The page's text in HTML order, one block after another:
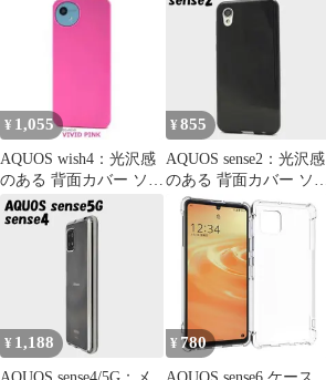
【Color】ブラック
¥ 1,055
AQUOS wish4：光沢感
のある 背面カバー ソフ
ト ケース★ピンク 桃
¥855
AQUOS sense2：光沢感
のある 背面カバー ソフ
トケース★ブラック 黒
¥ 1,188 ¥ 780